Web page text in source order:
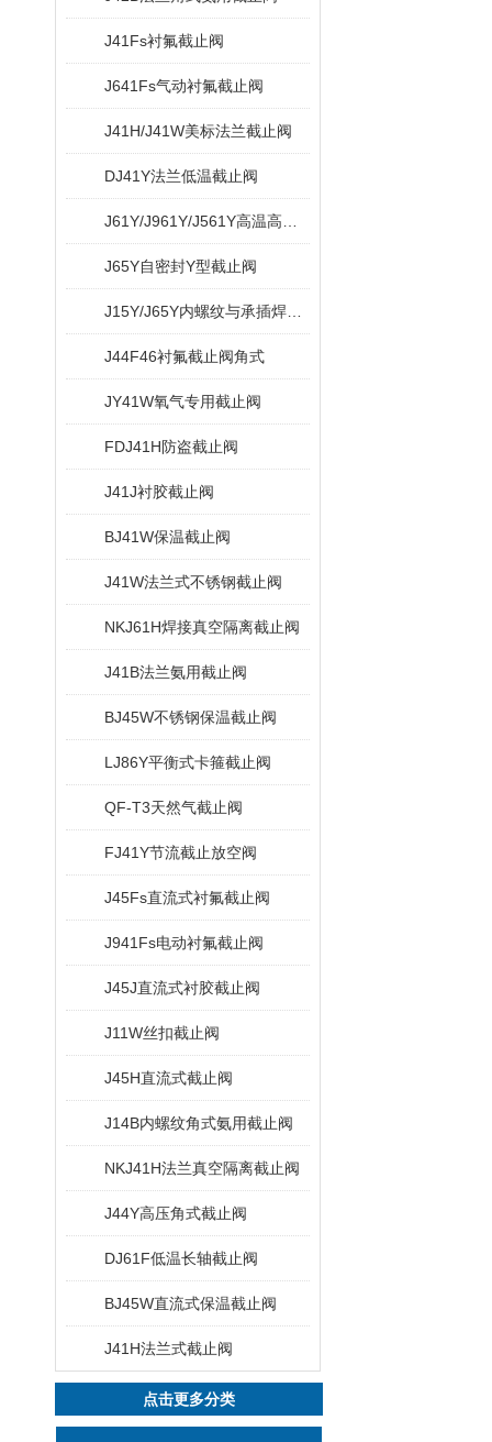
J41Fs衬氟截止阀
J641Fs气动衬氟截止阀
J41H/J41W美标法兰截止阀
DJ41Y法兰低温截止阀
J65Y自密封Y型截止阀
J44F46衬氟截止阀角式
JY41W氧气专用截止阀
FDJ41H防盗截止阀
J41J衬胶截止阀
BJ41W保温截止阀
J41W法兰式不锈钢截止阀
NKJ61H焊接真空隔离截止阀
J41B法兰氨用截止阀
BJ45W不锈钢保温截止阀
LJ86Y平衡式卡箍截止阀
QF-T3天然气截止阀
FJ41Y节流截止放空阀
J45Fs直流式衬氟截止阀
J941Fs电动衬氟截止阀
J45J直流式衬胶截止阀
J11W丝扣截止阀
J45H直流式截止阀
J14B内螺纹角式氨用截止阀
NKJ41H法兰真空隔离截止阀
J44Y高压角式截止阀
DJ61F低温长轴截止阀
BJ45W直流式保温截止阀
J41H法兰式截止阀
点击更多分类